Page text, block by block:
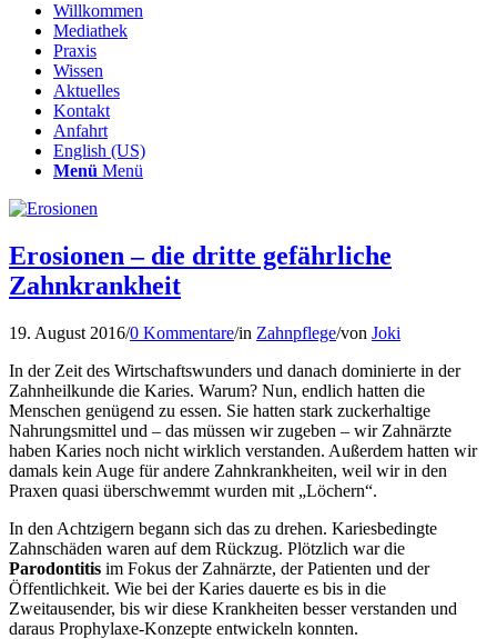
Willkommen
Mediathek
Praxis
Wissen
Aktuelles
Kontakt
Anfahrt
English (US)
Menü Menü
Erosionen – die dritte gefährliche
Zahnkrankheit
19. August 2016/0 Kommentare/in Zahnpflege/von Joki
In der Zeit des Wirtschaftswunders und danach dominierte in der
Zahnheilkunde die Karies. Warum? Nun, endlich hatten die
Menschen genügend zu essen. Sie hatten stark zuckerhaltige
Nahrungsmittel und – das müssen wir zugeben – wir Zahnärzte
haben Karies noch nicht wirklich verstanden. Außerdem hatten wir
damals kein Auge für andere Zahnkrankheiten, weil wir in den
Praxen quasi überschwemmt wurden mit „Löchern“.
In den Achtzigern begann sich das zu drehen. Kariesbedingte
Zahnschäden waren auf dem Rückzug. Plötzlich war die
Parodontitis im Fokus der Zahnärzte, der Patienten und der
Öffentlichkeit. Wie bei der Karies dauerte es bis in die
Zweitausender, bis wir diese Krankheiten besser verstanden und
daraus Prophylaxe-Konzepte entwickeln konnten.